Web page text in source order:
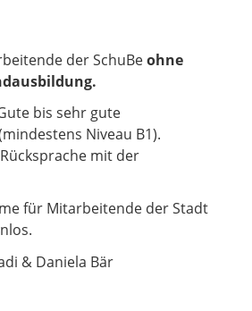
der SchuBeohne
bis sehr gute
Niveau B1).
mit der
für Mitarbeitende der Stadt
& Daniela Bär